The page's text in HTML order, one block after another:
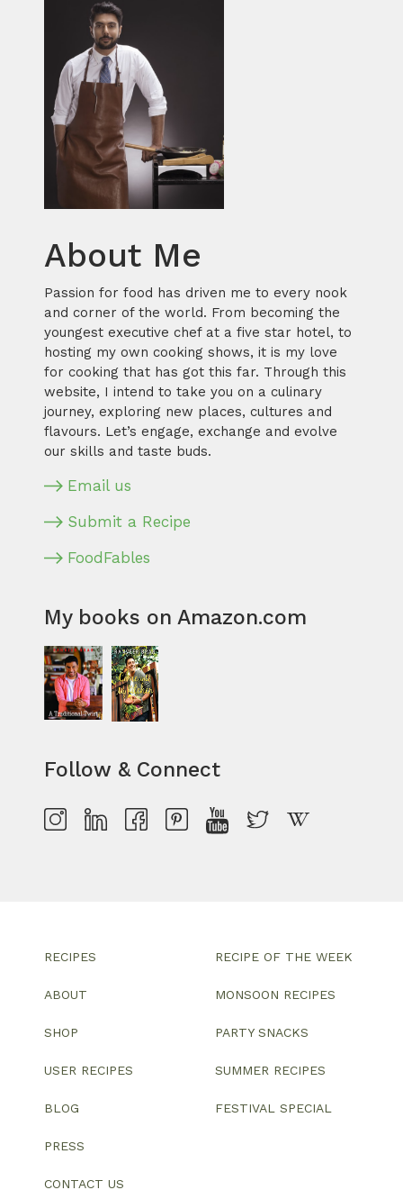
About Me
Passion for food has driven me to every nook
and corner of the world. From becoming the
youngest executive chef at a five star hotel, to
hosting my own cooking shows, it is my love
for cooking that has got this far. Through this
website, I intend to take you on a culinary
journey, exploring new places, cultures and
flavours. Let’s engage, exchange and evolve
our skills and taste buds.
Email us
Submit a Recipe
FoodFables
My books on Amazon.com
Follow & Connect
RECIPES
ABOUT
SHOP
USER RECIPES
BLOG
PRESS
CONTACT US
RECIPE OF THE WEEK
MONSOON RECIPES
PARTY SNACKS
SUMMER RECIPES
FESTIVAL SPECIAL